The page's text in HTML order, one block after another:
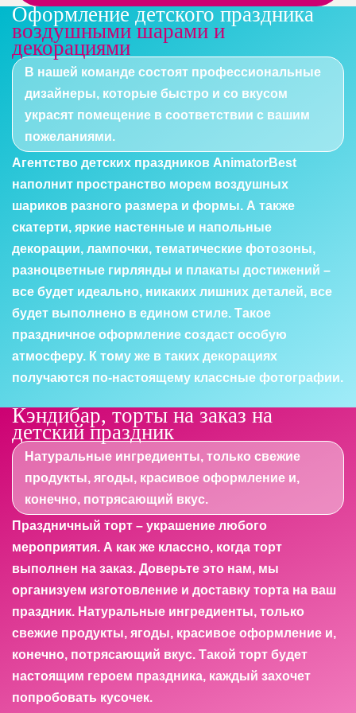
Оформление детского праздника
воздушными шарами и
декорациями
В нашей команде состоят профессиональные
дизайнеры, которые быстро и со вкусом
украсят помещение в соответствии с вашим
пожеланиями.
Агентство детских праздников AnimatorBest
наполнит пространство морем воздушных
шариков разного размера и формы. А также
скатерти, яркие настенные и напольные
декорации, лампочки, тематические фотозоны,
разноцветные гирлянды и плакаты достижений –
все будет идеально, никаких лишних деталей, все
будет выполнено в едином стиле. Такое
праздничное оформление создаст особую
атмосферу. К тому же в таких декорациях
получаются по-настоящему классные фотографии.
Кэндибар, торты на заказ на
детский праздник
Натуральные ингредиенты, только свежие
продукты, ягоды, красивое оформление и,
конечно, потрясающий вкус.
Праздничный торт – украшение любого
мероприятия. А как же классно, когда торт
выполнен на заказ. Доверьте это нам, мы
организуем изготовление и доставку торта на ваш
праздник. Натуральные ингредиенты, только
свежие продукты, ягоды, красивое оформление и,
конечно, потрясающий вкус. Такой торт будет
настоящим героем праздника, каждый захочет
попробовать кусочек.